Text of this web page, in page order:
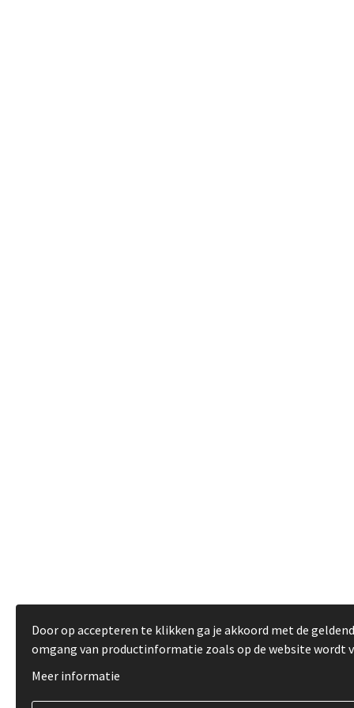
Door op accepteren te klikken ga je akkoord met de
omgang van productinformatie zoals op de website wordt
Meer informatie